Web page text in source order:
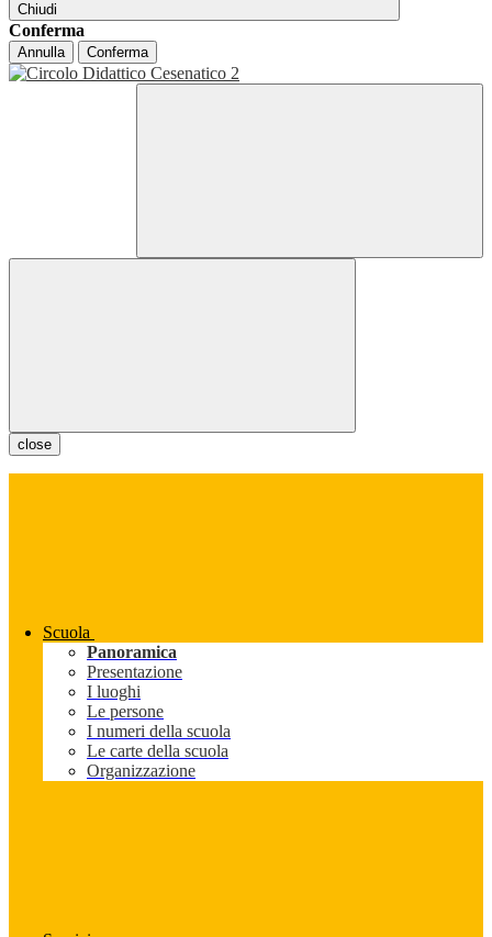
Chiudi
Conferma
Annulla Conferma
close
Scuola
Panoramica
Presentazione
I luoghi
Le persone
I numeri della scuola
Le carte della scuola
Organizzazione